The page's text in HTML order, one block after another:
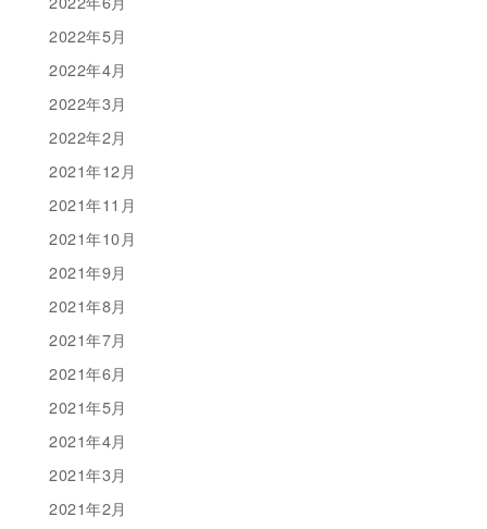
2022年5月
2022年4月
2022年3月
2022年2月
2021年12月
2021年11月
2021年10月
2021年9月
2021年8月
2021年7月
2021年6月
2021年5月
2021年4月
2021年3月
2021年2月